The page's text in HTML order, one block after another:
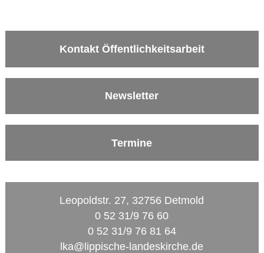
Kontakt Öffentlichkeitsarbeit
Newsletter
Termine
Leopoldstr. 27, 32756 Detmold
0 52 31/9 76 60
0 52 31/9 76 81 64
lka@lippische-landeskirche.de